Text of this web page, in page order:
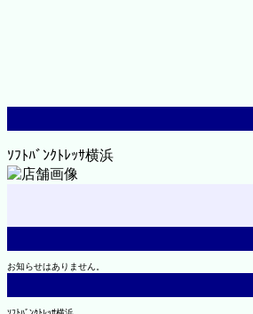
ｿﾌﾄﾊﾞﾝｸﾄﾚｯｻ横浜
お知らせはありません。